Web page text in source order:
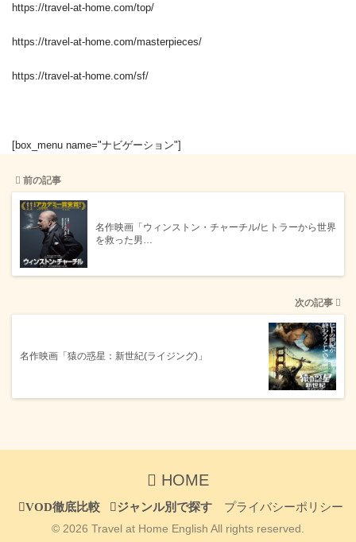
https://travel-at-home.com/top/
https://travel-at-home.com/masterpieces/
https://travel-at-home.com/sf/
[box_menu name="ナビゲーション"]
前の記事
名作映画「ウィンストン・チャーチル/ヒトラーから世界
を救った男…
次の記事
名作映画「猿の惑星：新世紀(ライジング)」
HOME
VOD徹底比較 ジャンル別で探す プライバシーポリシー
© 2026 Travel at Home English All rights reserved.